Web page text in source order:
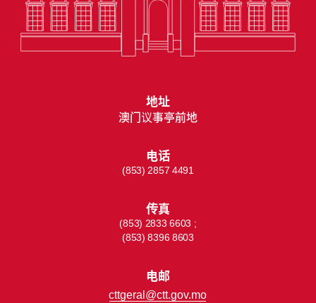
地址
澳门议事亭前地
电话
(853) 2857 4491
传真
(853) 2833 6603 ;
(853) 8396 8603
电邮
cttgeral@ctt.gov.mo